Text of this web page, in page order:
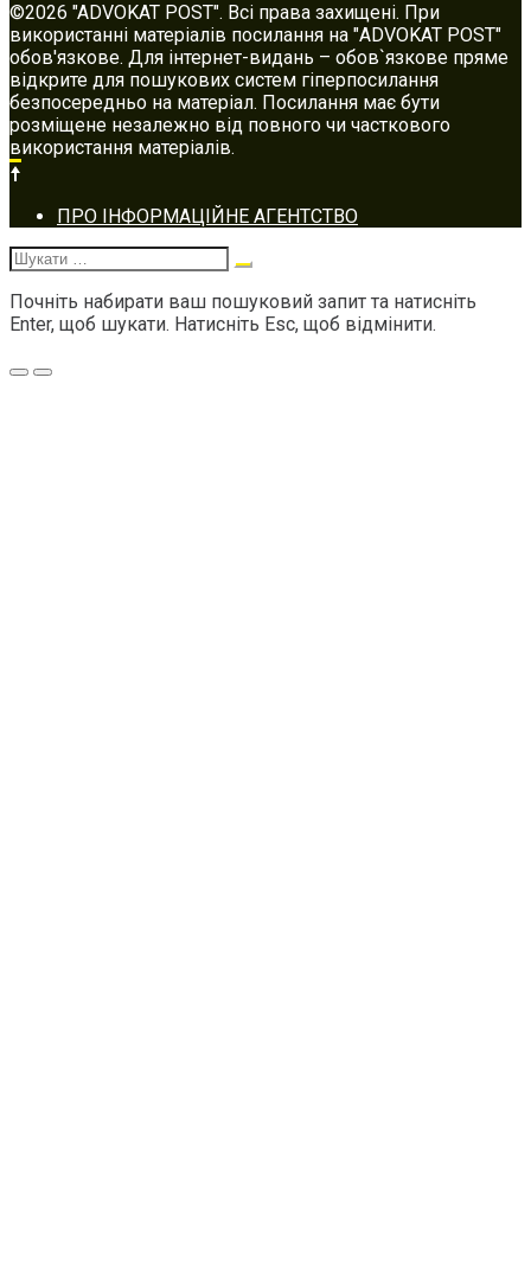
©2026 "ADVOKAT POST". Всі права захищені. При
використанні матеріалів посилання на "ADVOKAT POST"
обов'язкове. Для інтернет-видань – обов`язкове пряме
відкрите для пошукових систем гіперпосилання
безпосередньо на матеріал. Посилання має бути
розміщене незалежно від повного чи часткового
використання матеріалів.
Footer
navigation
ПРО ІНФОРМАЦІЙНЕ АГЕНТСТВО
Шукати:
Почніть набирати ваш пошуковий запит та натисніть
Enter, щоб шукати. Натисніть Esc, щоб відмінити.
Меню